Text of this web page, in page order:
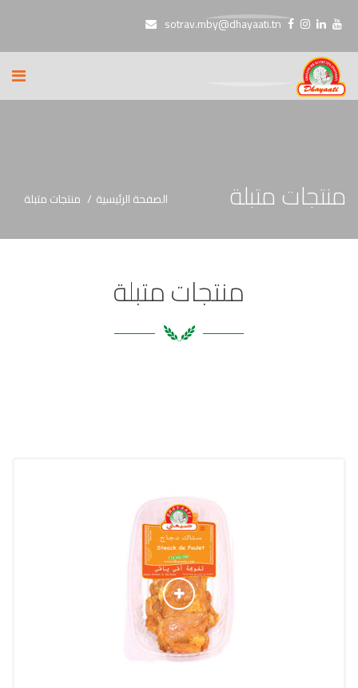
sotrav.mby@dhayaati.tn
منتجات متبلة الصفحة الرئيسية منتجات متبلة
منتجات متبلة